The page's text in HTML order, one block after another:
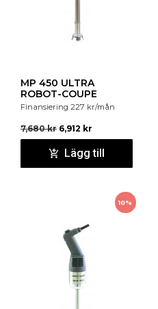
MP 450 ULTRA
ROBOT-COUPE
Finansiering 227 kr/mån
7,680kr 6,912 kr
Lägg till
10%